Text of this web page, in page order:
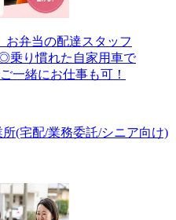
お弁当の配達スタッフ
乗り慣れた自家用車で
一緒にお仕事も可！
(宅配/業務委託/シニア向け)